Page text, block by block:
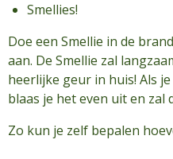
Smellies!
Doe een Smellie in de
aan. De Smellie zal
heerlijke geur in huis! Als
blaas je het even uit en zal
Zo kun je zelf bepalen